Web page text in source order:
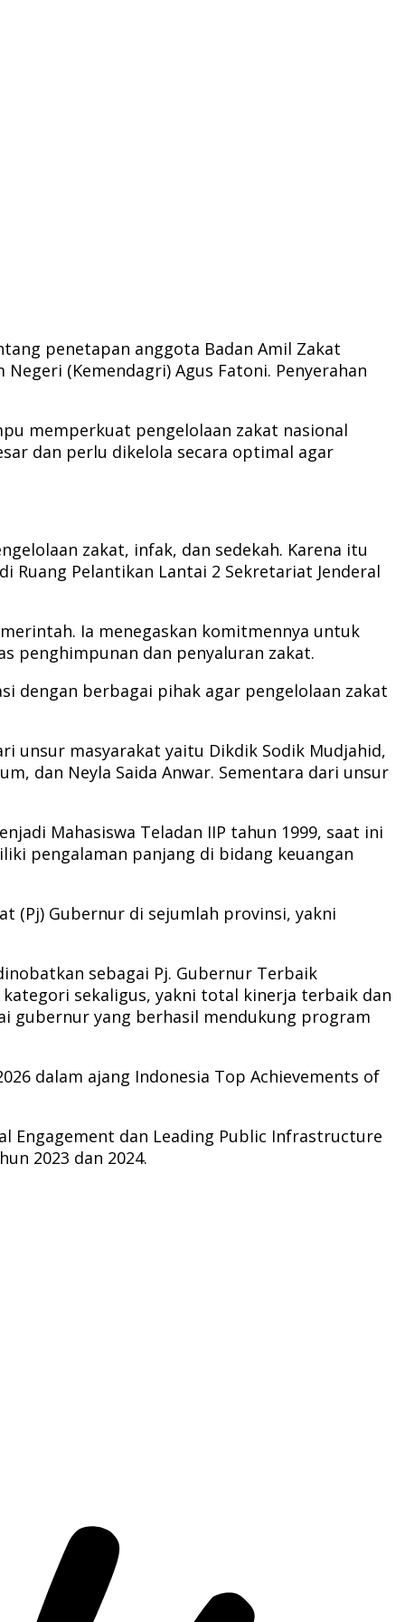
penetapan anggota Badan Amil Zakat
(Kemendagri) Agus Fatoni. Penyerahan
memperkuat pengelolaan zakat nasional
dan perlu dikelola secara optimal agar
zakat, infak, dan sedekah. Karena itu
Pelantikan Lantai 2 Sekretariat Jenderal
Ia menegaskan komitmennya untuk
penghimpunan dan penyaluran zakat.
dengan berbagai pihak agar pengelolaan zakat
unsur masyarakat yaitu Dikdik Sodik Mudjahid,
dan Neyla Saida Anwar. Sementara dari unsur
Mahasiswa Teladan IIP tahun 1999, saat ini
pengalaman panjang di bidang keuangan
(Pj) Gubernur di sejumlah provinsi, yakni
sebagai Pj. Gubernur Terbaik
sekaligus, yakni total kinerja terbaik dan
gubernur yang berhasil mendukung program
dalam ajang Indonesia Top Achievements of
Engagement dan Leading Public Infrastructure
2023 dan 2024.